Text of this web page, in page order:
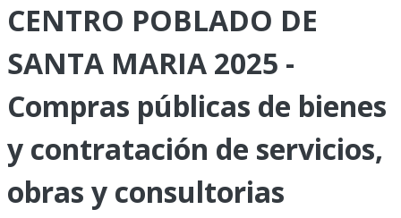
CENTRO POBLADO DE
SANTA MARIA 2025 -
Compras públicas de bienes
y contratación de servicios,
obras y consultorias